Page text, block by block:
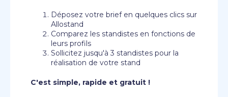
Déposez votre brief en quelques clics sur
Allostand
Comparez les standistes en fonctions de
leurs profils
Sollicitez jusqu'à 3 standistes pour la
réalisation de votre stand
C'est simple, rapide et gratuit !